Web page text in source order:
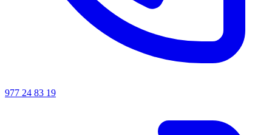
977 24 83 19